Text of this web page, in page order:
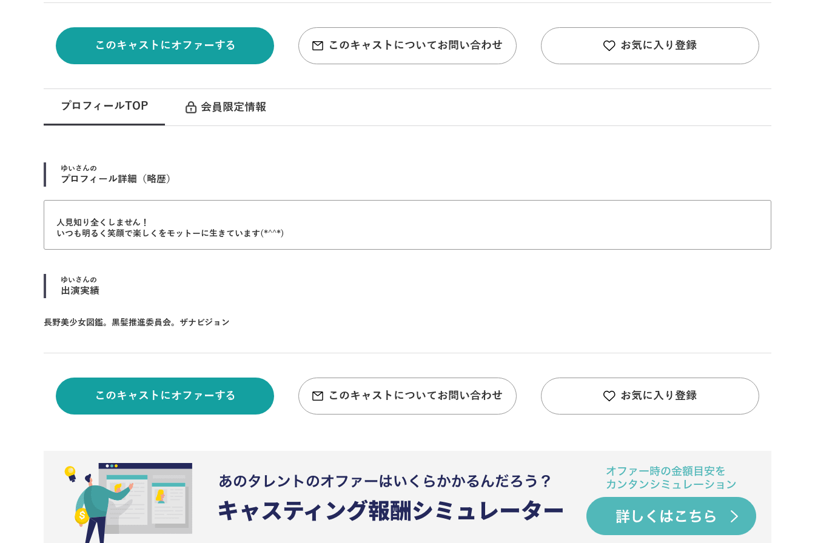
このキャストにオファーする このキャストについてお問い合わせ お気に入り登録
プロフィールTOP 会員限定情報
ゆい さんの
プロフィール詳細（略歴）
人見知り全くしません！
いつも明るく笑顔で楽しくをモットーに生きています(*^^*)
ゆい さんの
出演実績
長野美少女図鑑。黒髪推進委員会。ザナビジョン
このキャストにオファーする このキャストについてお問い合わせ お気に入り登録